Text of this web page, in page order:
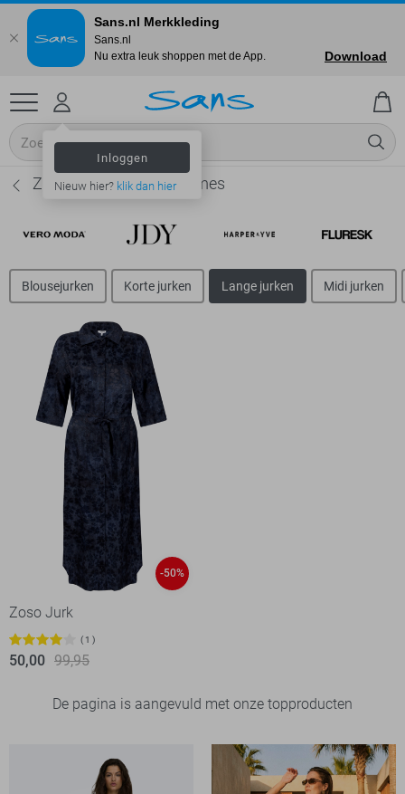
Inloggen
Nieuw hier? klik dan hier
Zoso Lange jurken - Dames
Blousejurken Korte jurken Lange jurken Midi jurken
-50%
Zoso Jurk
1
50,00 99,95
De pagina is aangevuld met onze topproducten
Sans.nl Merkkleding
Sans.nl
Nu extra leuk shoppen met de App.
Download